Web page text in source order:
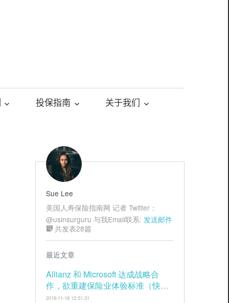
投保指南 关于我们
Sue Lee
美国人寿保险指南网 记者 Twitter：
@usinsurguru 与我Email联系: 发送邮件
共发表28篇
最近文章
Allianz 和 Microsoft 达成战略合
作，欲重建保险业体验标准（快
讯）
2019-11-18 12:51:31